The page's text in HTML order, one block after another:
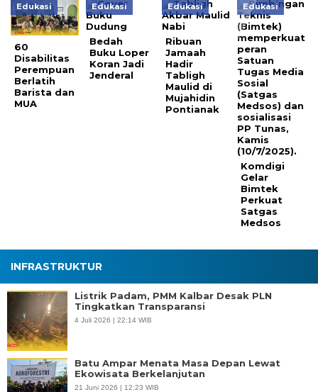
Edukasi
60
Disabilitas
Perempuan
Berlatih
Barista dan
MUA
Edukasi
Bedah
Buku Loper
Koran Jadi
Jenderal
Edukasi
Ribuan
Jamaah
Hadir
Tabligh
Maulid di
Mujahidin
Pontianak
Edukasi
Komdigi
Gelar
Bimtek
Perkuat
Satgas
Medsos
INFRASTRUKTUR
Listrik Padam, PMM Kalbar Desak PLN
Tingkatkan Transparansi
4 Juli 2026 | 22:14 WIB
Batu Ampar Menata Masa Depan Lewat
Ekowisata Berkelanjutan
21 Juni 2026 | 12:23 WIB